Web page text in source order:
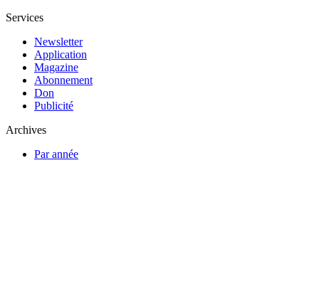
Services
Newsletter
Application
Magazine
Abonnement
Don
Publicité
Archives
Par année